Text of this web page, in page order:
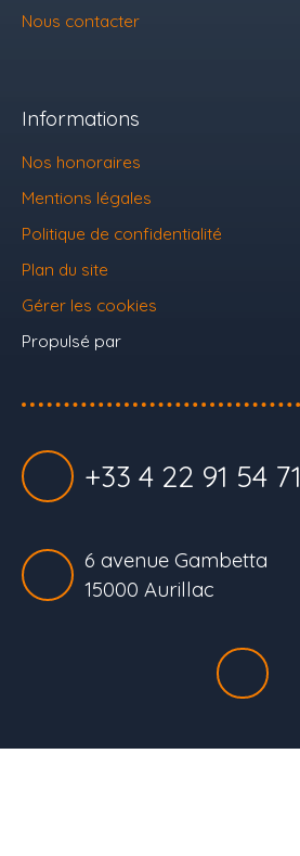
Nous contacter
Informations
Nos honoraires
Mentions légales
Politique de confidentialité
Plan du site
Gérer les cookies
Propulsé par
+33 4 22 91 54 71
6 avenue Gambetta
15000 Aurillac